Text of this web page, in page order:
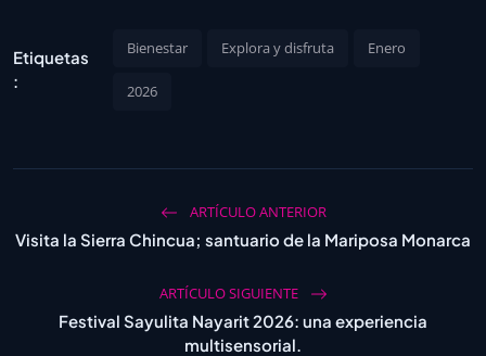
Etiquetas
:
Bienestar Explora y disfruta Enero
2026
ARTÍCULO ANTERIOR
Visita la Sierra Chincua; santuario de la Mariposa Monarca
ARTÍCULO SIGUIENTE
Festival Sayulita Nayarit 2026: una experiencia
multisensorial.